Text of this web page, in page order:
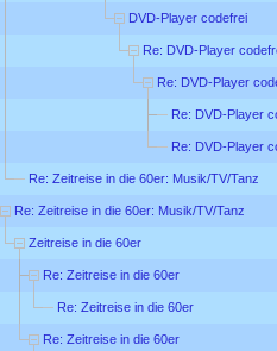
DVD-Player codefrei
Re: DVD-Player
Re: DVD-Player
Re: DVD-Player
Re: DVD-Player
Re: Zeitreise in die 60er: Musik/TV/Tanz
Re: Zeitreise in die 60er: Musik/TV/Tanz
Zeitreise in die 60er
Re: Zeitreise in die 60er
Re: Zeitreise in die 60er
Re: Zeitreise in die 60er